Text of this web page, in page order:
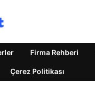
Firma Rehberi
Çerez Politikası